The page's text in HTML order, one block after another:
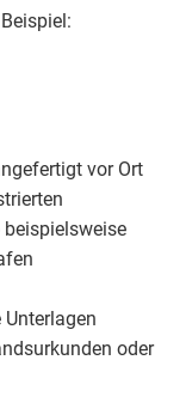
vor Ort
oder